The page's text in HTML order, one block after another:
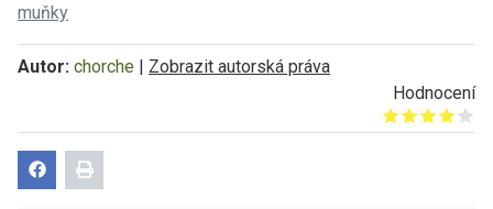
muňky
Autor: chorche | Zobrazit autorská práva
Hodnocení
Give it 1/5
Give it 2/5
Give it 3/5
Give it 4/5
Give it 5/5